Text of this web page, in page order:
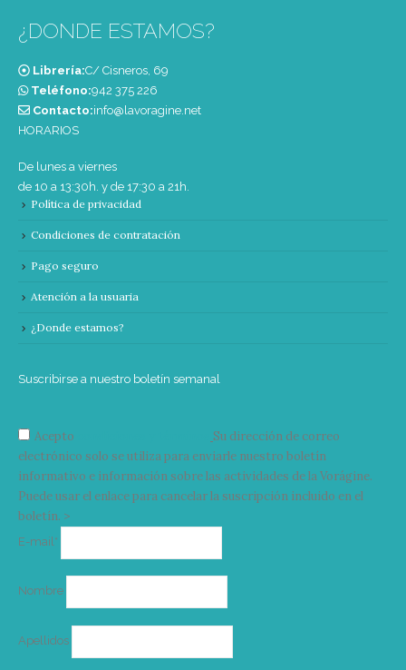
¿DONDE ESTAMOS?
Librería:C/ Cisneros, 69
Teléfono:‭942 375 226‬
Contacto:info@lavoragine.net
HORARIOS
De lunes a viernes
de 10 a 13:30h. y de 17:30 a 21h.
Política de privacidad
Condiciones de contratación
Pago seguro
Atención a la usuaria
¿Donde estamos?
Suscribirse a nuestro boletín semanal
Acepto
Su dirección de correo
electrónico solo se utiliza para enviarle nuestro boletín
informativo e información sobre las actividades de la Vorágine.
Puede usar el enlace para cancelar la suscripción incluido en el
boletín. >
E-mail*
Nombre
Apellidos